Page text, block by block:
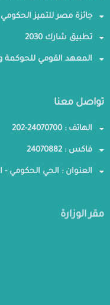
جائزة مصر للتميز الحكومي
تطبيق شارك 2030
المعهد القومي للحوكمة
تواصل معنا
الهاتف : 24070700-202
فاكس : 24070882
العنوان : الحي الحكومي -
مقر الوزارة